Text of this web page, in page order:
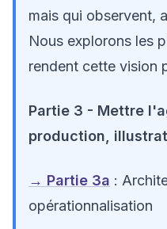
mais qui observent,
Nous explorons les
rendent cette vision
Partie 3 - Mettre
production,
→ Partie 3a :
opérationnalisation